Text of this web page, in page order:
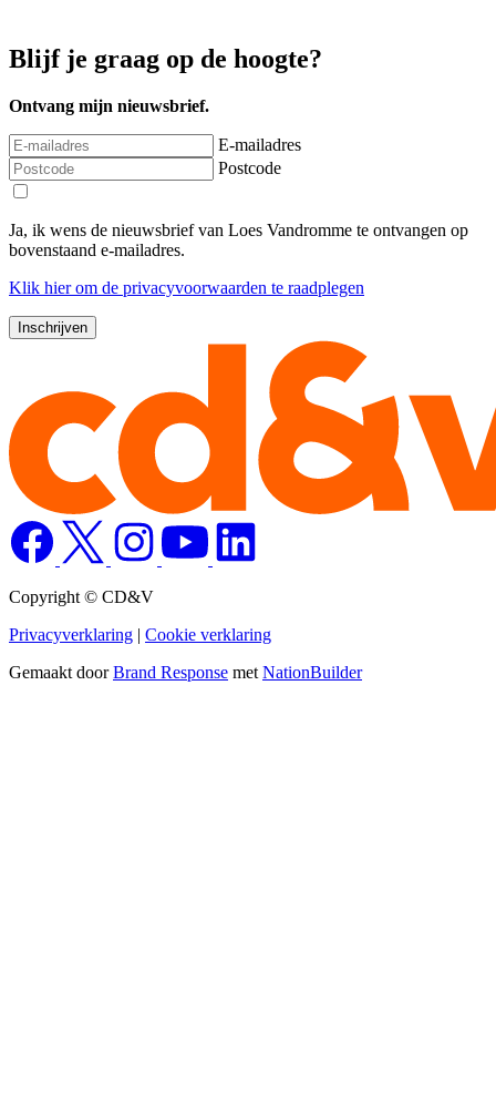
Blijf je graag op de hoogte?
Ontvang mijn nieuwsbrief.
E-mailadres
Postcode
Ja, ik wens de nieuwsbrief van Loes Vandromme te ontvangen op
bovenstaand e-mailadres.
Klik hierom de privacyvoorwaarden te raadplegen
Copyright © CD&V
Privacyverklaring | Cookie verklaring
Gemaakt doorBrand Response met NationBuilder